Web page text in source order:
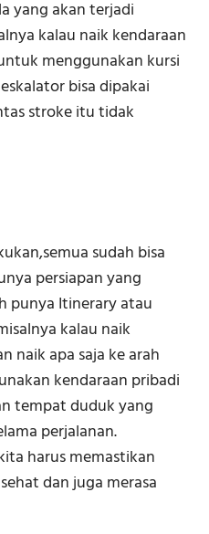
yang akan terjadi
kalau naik kendaraan
menggunakan kursi
bisa dipakai
stroke itu tidak
sudah bisa
persiapan yang
punya Itinerary atau
kalau naik
naik apa saja ke arah
kendaraan pribadi
tempat duduk yang
perjalanan.
harus memastikan
dan juga merasa